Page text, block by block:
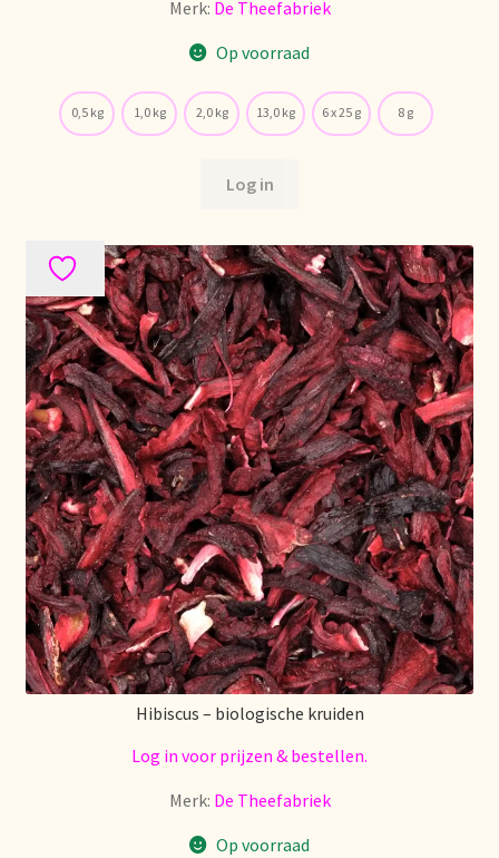
Nuestra visión del té
Onlineshop
Onze visie op thee
Ordering and delivery time
Organic certificates
Our vision on tea
Over ons
Pagos y descuentos
Paiement et réductions
Merk: De Theefabriek
Op voorraad
0,5 kg 1,0 kg 2,0 kg 13,0 kg 6 x 25 g 8 g
Log in
Hibiscus – biologische kruiden
Log in voor prijzen & bestellen.
Merk: De Theefabriek
Op voorraad